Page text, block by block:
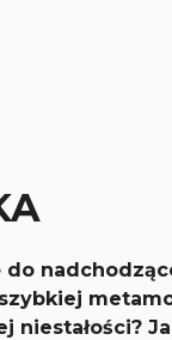
niestałości?